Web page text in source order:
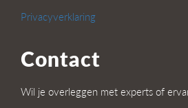
Privacyverklaring
Contact
Wil je overleggen met experts of